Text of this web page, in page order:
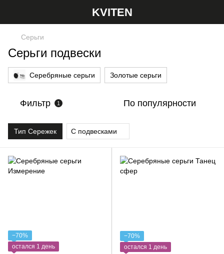
KVITEN
Серьги
Серьги подвески
Серебряные серьги Золотые серьги
Фильтр 1 По популярности
Тип Сережек С подвесками
−70%
остался 1 день
−70%
остался 1 день